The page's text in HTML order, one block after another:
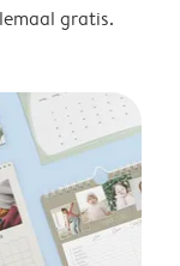
gratis.